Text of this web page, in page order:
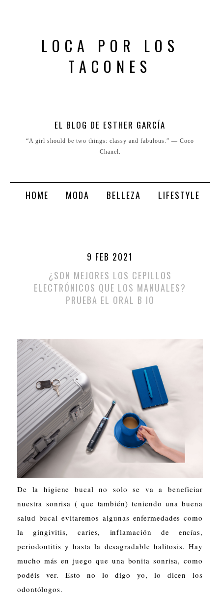
LOCA POR LOS
TACONES
EL BLOG DE ESTHER GARCÍA
“A girl should be two things: classy and fabulous.” ― Coco
Chanel.
HOME MODA BELLEZA LIFESTYLE
9 FEB 2021
¿SON MEJORES LOS CEPILLOS
ELECTRÓNICOS QUE LOS MANUALES?
PRUEBA EL ORAL B IO
De la higiene bucal no solo se va a beneficiar
nuestra sonrisa ( que también) teniendo una buena
salud bucal evitaremos algunas enfermedades como
la gingivitis, caries, inflamación de encías,
periodontitis y hasta la desagradable halitosis. Hay
mucho más en juego que una bonita sonrisa, como
podéis ver. Esto no lo digo yo, lo dicen los
odontólogos.